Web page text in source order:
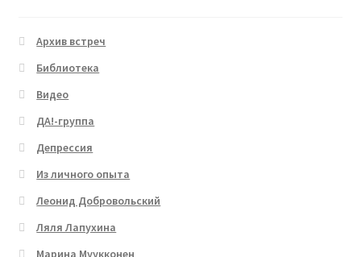
Архив встреч
Библиотека
Видео
ДА!-группа
Депрессия
Из личного опыта
Леонид Добровольский
Ляля Лапухина
Марина Муукконен